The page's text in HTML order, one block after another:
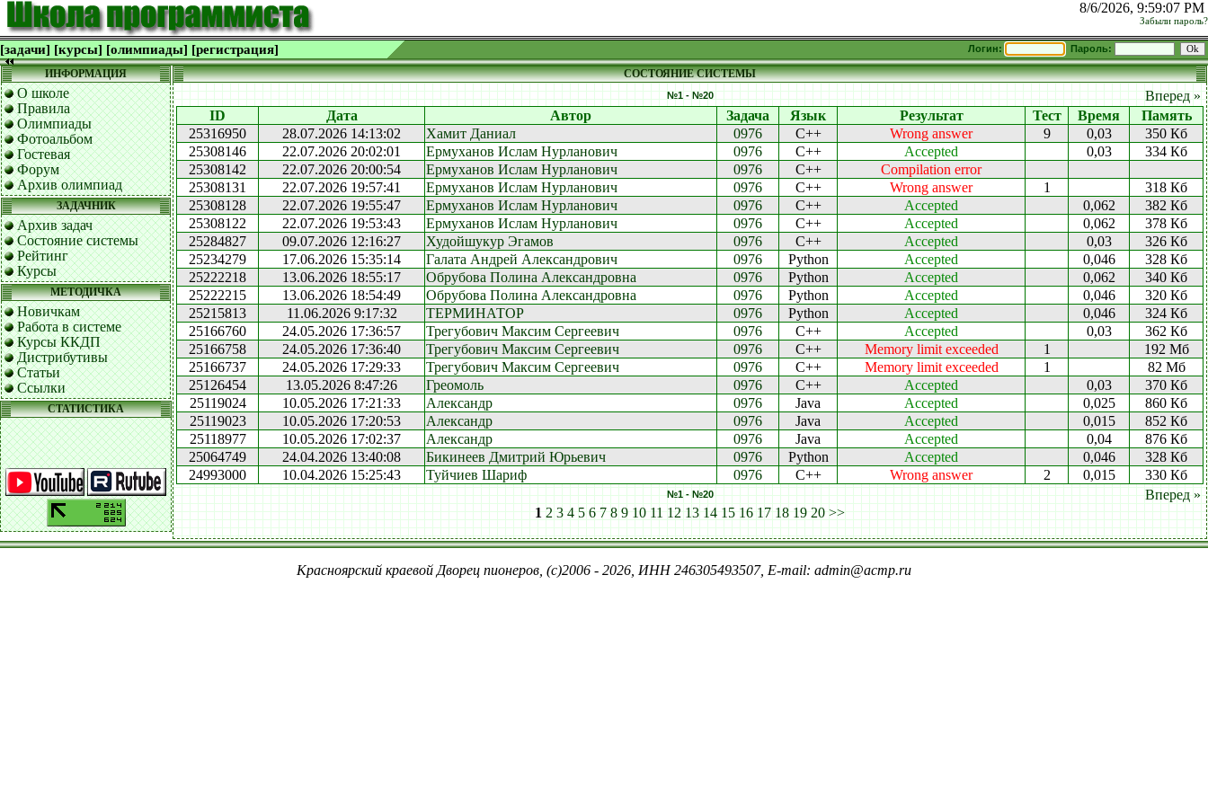
8/6/2026, 9:59:07 PM
Забыли пароль?
[задачи] [курсы] [олимпиады] [регистрация] Логин: Пароль:
ИНФОРМАЦИЯ
О школе
Правила
Олимпиады
Фотоальбом
Гостевая
Форум
Архив олимпиад
ЗАДАЧНИК
Архив задач
Состояние системы
Рейтинг
Курсы
МЕТОДИЧКА
Новичкам
Работа в системе
Курсы ККДП
Дистрибутивы
Статьи
Ссылки
СТАТИСТИКА
СОСТОЯНИЕ СИСТЕМЫ
№1 - №20
Вперед »
ID
Дата Автор Задача Язык Результат Тест Время
Память
25316950
28.07.2026 14:13:02 Хамит Даниал 0976 C++ Wrong answer 9 0,03
350 Кб
25308146
22.07.2026 20:02:01 Ермуханов Ислам Нурланович 0976 C++ Accepted 0,03
334 Кб
25308142
22.07.2026 20:00:54 Ермуханов Ислам Нурланович 0976 C++
Compilation error
25308131
22.07.2026 19:57:41 Ермуханов Ислам Нурланович 0976 C++ Wrong answer 1
318 Кб
25308128
22.07.2026 19:55:47 Ермуханов Ислам Нурланович 0976 C++ Accepted 0,062
382 Кб
25308122
22.07.2026 19:53:43 Ермуханов Ислам Нурланович 0976 C++ Accepted 0,062
378 Кб
25284827
09.07.2026 12:16:27 Худойшукур Эгамов 0976 C++ Accepted 0,03
326 Кб
25234279
17.06.2026 15:35:14 Галата Андрей Александрович 0976 Python Accepted 0,046
328 Кб
25222218
13.06.2026 18:55:17 Обрубова Полина Александровна 0976 Python Accepted 0,062
340 Кб
25222215
13.06.2026 18:54:49 Обрубова Полина Александровна 0976 Python Accepted 0,046
320 Кб
25215813
11.06.2026 9:17:32 ТЕРМИНАТОР 0976 Python Accepted 0,046
324 Кб
25166760
24.05.2026 17:36:57 Трегубович Максим Сергеевич 0976 C++ Accepted 0,03
362 Кб
25166758
24.05.2026 17:36:40 Трегубович Максим Сергеевич 0976 C++ Memory limit exceeded 1
192 Мб
25166737
24.05.2026 17:29:33 Трегубович Максим Сергеевич 0976 C++ Memory limit exceeded 1
82 Мб
25126454
13.05.2026 8:47:26 Греомоль 0976 C++ Accepted 0,03
370 Кб
25119024
10.05.2026 17:21:33 Александр 0976 Java Accepted 0,025
860 Кб
25119023
10.05.2026 17:20:53 Александр 0976 Java Accepted 0,015
852 Кб
25118977
10.05.2026 17:02:37 Александр 0976 Java Accepted 0,04
876 Кб
25064749
24.04.2026 13:40:08 Бикинеев Дмитрий Юрьевич 0976 Python Accepted 0,046
328 Кб
24993000
10.04.2026 15:25:43 Туйчиев Шариф 0976 C++ Wrong answer 2 0,015 330 Кб
№1 - №20
Вперед »
1 2 3 4 5 6 7 8 9 10 11 12 13 14 15 16 17 18 19 20 >>
Красноярский краевой Дворец пионеров, (c)2006 - 2026, ИНН 246305493507, E-mail: admin@acmp.ru